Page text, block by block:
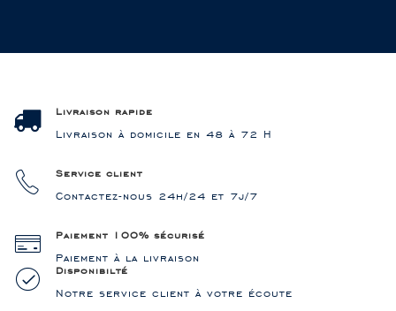
Livraison rapide
Livraison à domicile en 48 à 72 H
Service client
Contactez-nous 24h/24 et 7j/7
Paiement 100% sécurisé
Paiement à la livraison
Disponibilté
Notre service client à votre écoute